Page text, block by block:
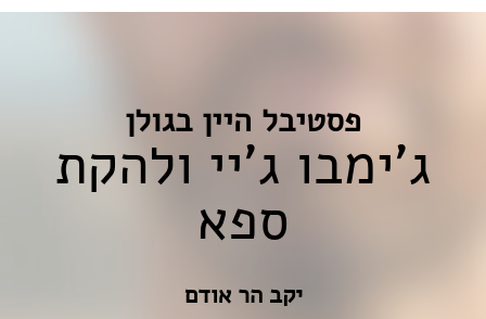
פסטיבל היין בגולן
ג'ימבו ג'יי ולהקת
ספא
יקב הר אודם